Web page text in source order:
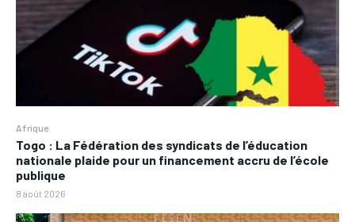
Afrique
Togo : La Fédération des syndicats de l’éducation
nationale plaide pour un financement accru de l’école
publique
8 août 2026